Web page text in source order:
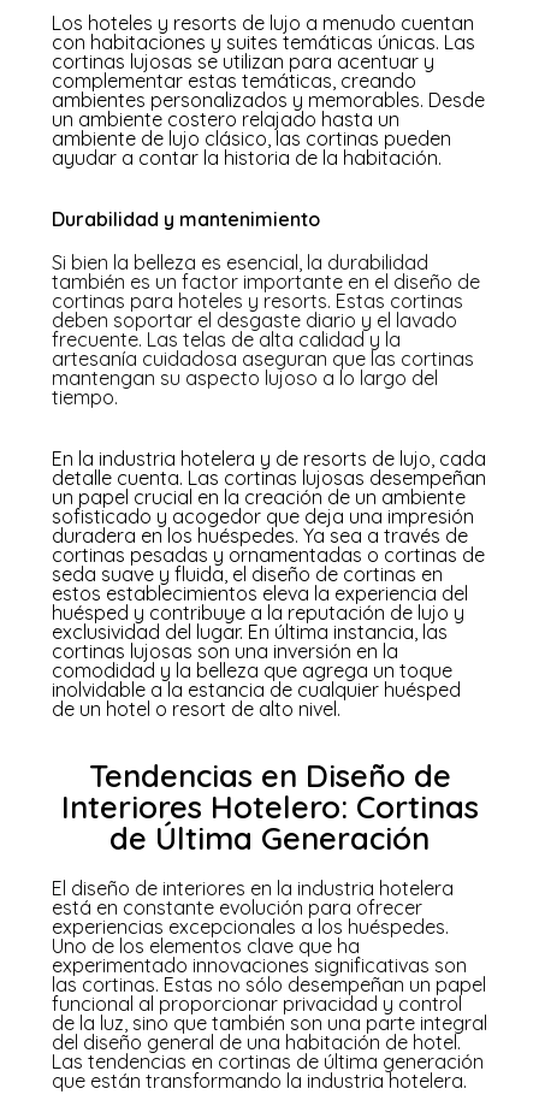
Los hoteles y resorts de lujo a menudo cuentan
con habitaciones y suites temáticas únicas. Las
cortinas lujosas se utilizan para acentuar y
complementar estas temáticas, creando
ambientes personalizados y memorables. Desde
un ambiente costero relajado hasta un
ambiente de lujo clásico, las cortinas pueden
ayudar a contar la historia de la habitación.
Durabilidad y mantenimiento
Si bien la belleza es esencial, la durabilidad
también es un factor importante en el diseño de
cortinas para hoteles y resorts. Estas cortinas
deben soportar el desgaste diario y el lavado
frecuente. Las telas de alta calidad y la
artesanía cuidadosa aseguran que las cortinas
mantengan su aspecto lujoso a lo largo del
tiempo.
En la industria hotelera y de resorts de lujo, cada
detalle cuenta. Las cortinas lujosas desempeñan
un papel crucial en la creación de un ambiente
sofisticado y acogedor que deja una impresión
duradera en los huéspedes. Ya sea a través de
cortinas pesadas y ornamentadas o cortinas de
seda suave y fluida, el diseño de cortinas en
estos establecimientos eleva la experiencia del
huésped y contribuye a la reputación de lujo y
exclusividad del lugar. En última instancia, las
cortinas lujosas son una inversión en la
comodidad y la belleza que agrega un toque
inolvidable a la estancia de cualquier huésped
de un hotel o resort de alto nivel.
Tendencias en Diseño de
Interiores Hotelero: Cortinas
de Última Generación
El diseño de interiores en la industria hotelera
está en constante evolución para ofrecer
experiencias excepcionales a los huéspedes.
Uno de los elementos clave que ha
experimentado innovaciones significativas son
las cortinas. Estas no sólo desempeñan un papel
funcional al proporcionar privacidad y control
de la luz, sino que también son una parte integral
del diseño general de una habitación de hotel.
Las tendencias en cortinas de última generación
que están transformando la industria hotelera.